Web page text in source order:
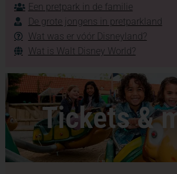
Een pretpark in de familie
De grote jongens in pretparkland
Wat was er vóór Disneyland?
Wat is Walt Disney World?
Tickets &